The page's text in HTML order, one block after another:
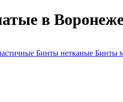
в
Бинты нетканые Бинты